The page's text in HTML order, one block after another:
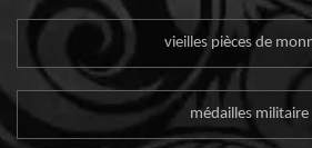
vieilles pièces de
médailles militaire